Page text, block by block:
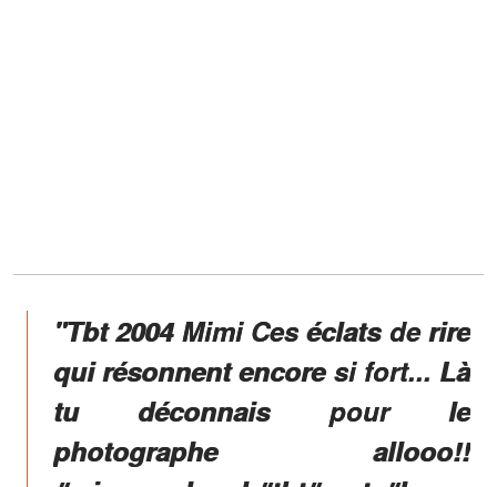
"Tbt 2004 Mimi Ces éclats de rire
qui résonnent encore si fort... Là
tu déconnais pour le
photographe allooo!!